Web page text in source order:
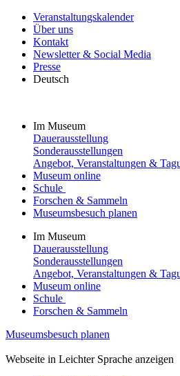
Veranstaltungskalender
Über uns
Kontakt
Newsletter & Social Media
Presse
Deutsch
Im Museum
Dauerausstellung
Sonderausstellungen
Angebot, Veranstaltungen &
Museum online
Schule
Forschen & Sammeln
Museumsbesuch planen
Im Museum
Dauerausstellung
Sonderausstellungen
Angebot, Veranstaltungen &
Museum online
Schule
Forschen & Sammeln
Museumsbesuch planen
Webseite in Leichter Sprache anzeigen